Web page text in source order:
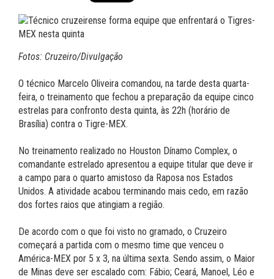
Fotos: Cruzeiro/Divulgação
O técnico Marcelo Oliveira comandou, na tarde desta quarta-
feira, o treinamento que fechou a preparação da equipe cinco
estrelas para confronto desta quinta, às 22h (horário de
Brasília) contra o Tigre-MEX.
No treinamento realizado no Houston Dínamo Complex, o
comandante estrelado apresentou a equipe titular que deve ir
a campo para o quarto amistoso da Raposa nos Estados
Unidos. A atividade acabou terminando mais cedo, em razão
dos fortes raios que atingiam a região.
De acordo com o que foi visto no gramado, o Cruzeiro
começará a partida com o mesmo time que venceu o
América-MEX por 5 x 3, na última sexta. Sendo assim, o Maior
de Minas deve ser escalado com: Fábio; Ceará, Manoel, Léo e